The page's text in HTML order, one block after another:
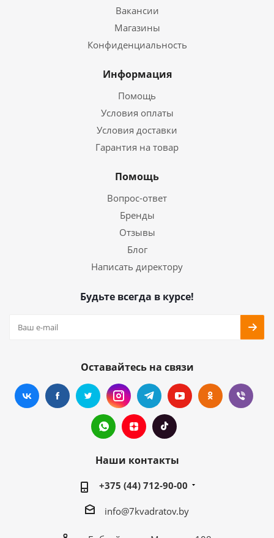
Вакансии
Магазины
Конфиденциальность
Информация
Помощь
Условия оплаты
Условия доставки
Гарантия на товар
Помощь
Вопрос-ответ
Бренды
Отзывы
Блог
Написать директору
Будьте всегда в курсе!
Оставайтесь на связи
Наши контакты
+375 (44) 712-90-00
info@7kvadratov.by